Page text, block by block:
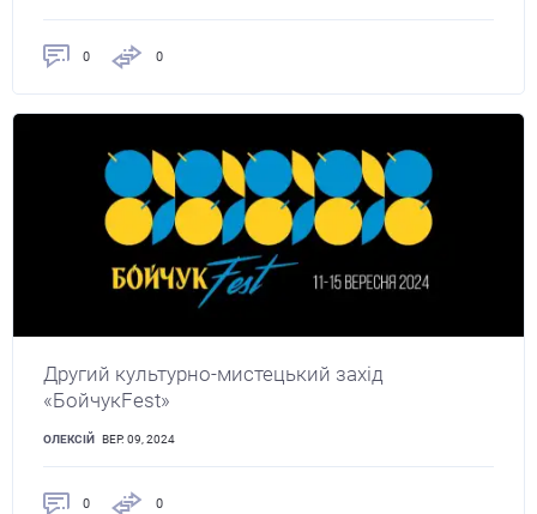
0 0
Другий культурно-мистецький захід
«БойчукFest»
ОЛЕКСІЙ ВЕР. 09, 2024
0 0